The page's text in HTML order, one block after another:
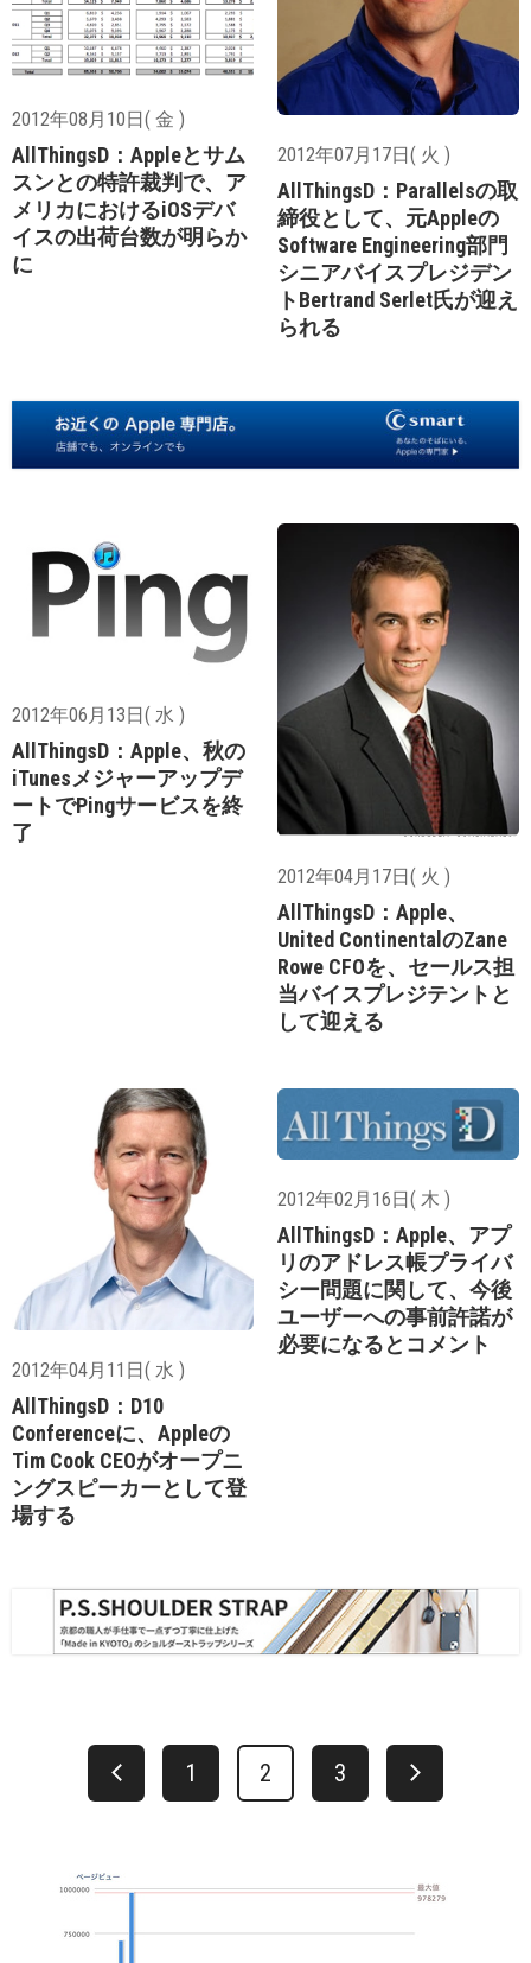
2012年08月10日( 金 )
AllThingsD：Appleとサム
スンとの特許裁判で、ア
メリカにおけるiOSデバ
イスの出荷台数が明らか
に
2012年07月17日( 火 )
AllThingsD：Parallelsの取
締役として、元Appleの
Software Engineering部門
シニアバイスプレジデン
トBertrand Serlet氏が迎え
られる
2012年06月13日( 水 )
AllThingsD：Apple、秋の
iTunesメジャーアップデ
ートでPingサービスを終
了
2012年04月17日( 火 )
AllThingsD：Apple、
United ContinentalのZane
Rowe CFOを、セールス担
当バイスプレジテントと
して迎える
2012年04月11日( 水 )
AllThingsD：D10
Conferenceに、Appleの
Tim Cook CEOがオープニ
ングスピーカーとして登
場する
2012年02月16日( 木 )
AllThingsD：Apple、アプ
リのアドレス帳プライバ
シー問題に関して、今後
ユーザーへの事前許諾が
必要になるとコメント
1 2 3